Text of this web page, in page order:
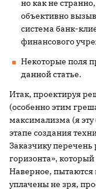
но как не
объективно
система банк-
финансового
Некоторые поля
данной статье.
Итак, проектируя
(особенно этим
максимализма (я
этапе создания
Заказчику перечень
горизонта»,
Наверное, пытаются
уплачены не зря,